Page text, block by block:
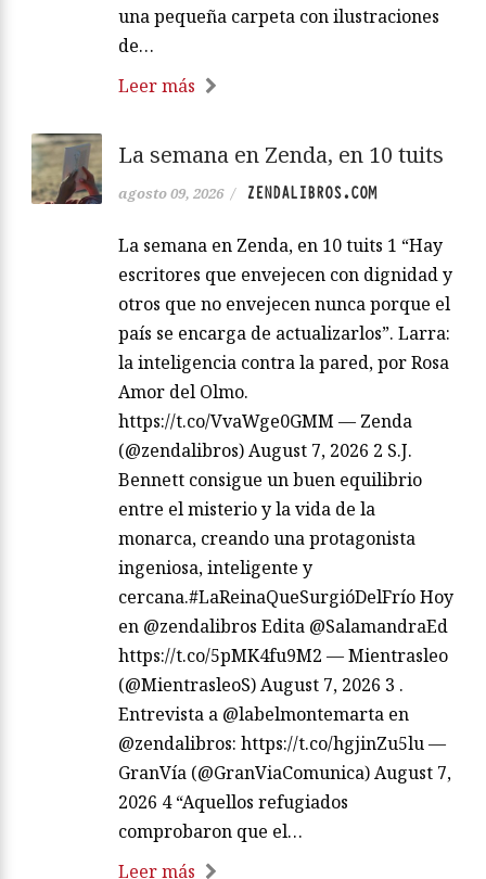
una pequeña carpeta con ilustraciones
de…
Leer más
La semana en Zenda, en 10 tuits
agosto 09, 2026 / ZENDALIBROS.COM
La semana en Zenda, en 10 tuits 1 “Hay
escritores que envejecen con dignidad y
otros que no envejecen nunca porque el
país se encarga de actualizarlos”. Larra:
la inteligencia contra la pared, por Rosa
Amor del Olmo.
https://t.co/VvaWge0GMM — Zenda
(@zendalibros) August 7, 2026 2 S.J.
Bennett consigue un buen equilibrio
entre el misterio y la vida de la
monarca, creando una protagonista
ingeniosa, inteligente y
cercana.#LaReinaQueSurgióDelFrío Hoy
en @zendalibros Edita @SalamandraEd
https://t.co/5pMK4fu9M2 — Mientrasleo
(@MientrasleoS) August 7, 2026 3 .
Entrevista a @labelmontemarta en
@zendalibros: https://t.co/hgjinZu5lu —
GranVía (@GranViaComunica) August 7,
2026 4 “Aquellos refugiados
comprobaron que el…
Leer más